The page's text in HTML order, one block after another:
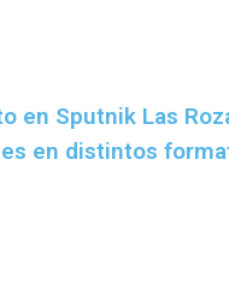
en Sputnik Las
en distintos